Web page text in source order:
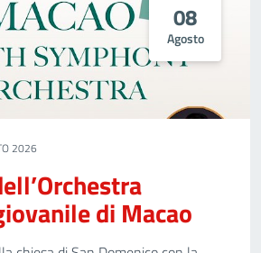
08
Agosto
2026
di Macao